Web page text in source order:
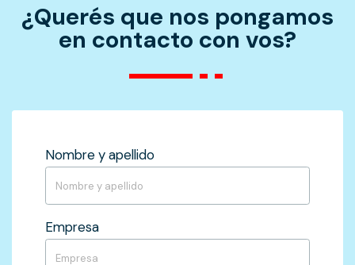
¿Querés que nos pongamos
en contacto con vos?
Nombre y apellido
Empresa